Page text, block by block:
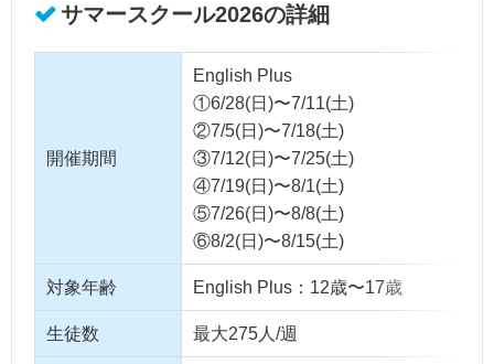
サマースクール2026の詳細
開催期間
English Plus
①6/28(日)〜7/11(土)
②7/5(日)〜7/18(土)
③7/12(日)〜7/25(土)
④7/19(日)〜8/1(土)
⑤7/26(日)〜8/8(土)
⑥8/2(日)〜8/15(土)
対象年齢 English Plus：12歳〜17歳
生徒数 最大275人/週